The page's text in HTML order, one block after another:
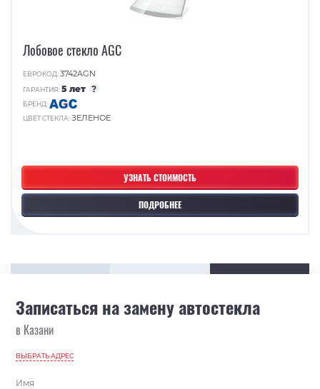
УЗНАТЬ СТОИМОСТЬ
ПОДРОБНЕЕ
Лобовое стекло AGC
ЕВРОКОД:3742AGN
ГАРАНТИЯ:5 лет ?
БРЕНД:
ЦВЕТ СТЕКЛА:ЗЕЛЕНОЕ
Записаться на замену автостекла
в Казани
ВЫБРАТЬ АДРЕС